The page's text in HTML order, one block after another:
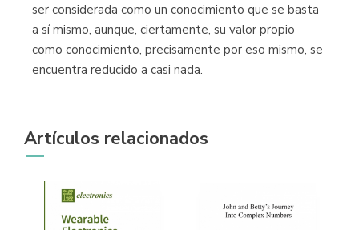
ser considerada como un conocimiento que se basta
a sí mismo, aunque, ciertamente, su valor propio
como conocimiento, precisamente por eso mismo, se
encuentra reducido a casi nada.
Artículos relacionados